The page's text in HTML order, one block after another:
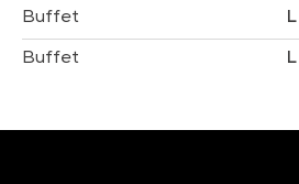
Buffet
Buffet